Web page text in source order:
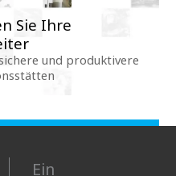
Sie Ihre
und produktivere
Ein